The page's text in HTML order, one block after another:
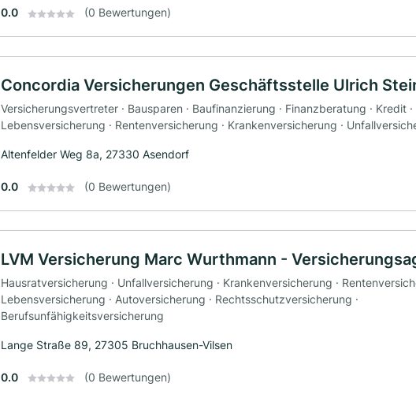
0.0 (0 Bewertungen)
Concordia Versicherungen Geschäftsstelle Ulrich
Versicherungsvertreter · Bausparen · Baufinanzierung · Finanzberatung · Kredit ·
Lebensversicherung · Rentenversicherung · Krankenversicherung ·
Altenfelder Weg 8a, 27330 Asendorf
0.0 (0 Bewertungen)
LVM Versicherung Marc Wurthmann -
Hausratversicherung · Unfallversicherung · Krankenversicherung ·
Lebensversicherung · Autoversicherung · Rechtsschutzversicherung ·
Berufsunfähigkeitsversicherung
Lange Straße 89, 27305 Bruchhausen-Vilsen
0.0 (0 Bewertungen)